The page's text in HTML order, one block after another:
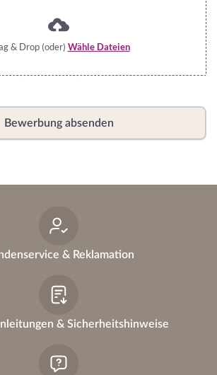
& Drop (oder) Wähle Dateien
Bewerbung absenden
& Reklamation
& Sicherheitshinweise